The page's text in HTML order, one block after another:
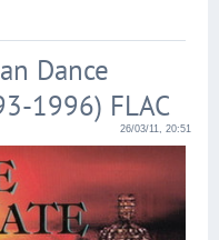
Dance
1996) FLAC
26/03/11, 20:51